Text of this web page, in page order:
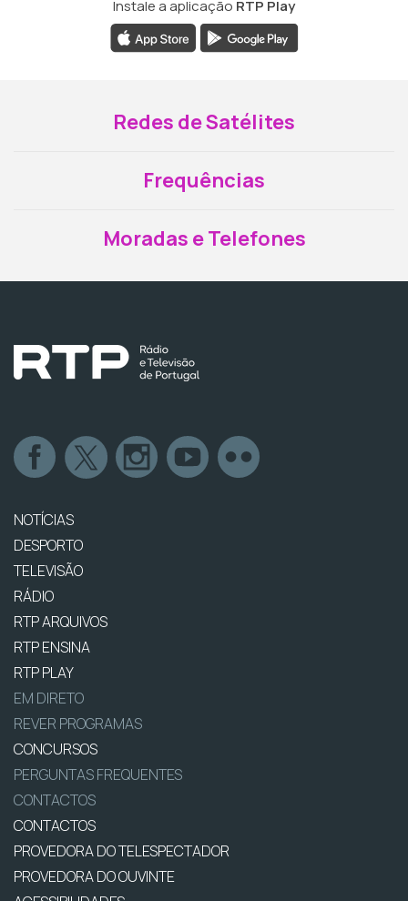
Instale a aplicação RTP Play
Redes de Satélites
Frequências
Moradas e Telefones
NOTÍCIAS
DESPORTO
TELEVISÃO
RÁDIO
RTP ARQUIVOS
RTP ENSINA
RTP PLAY
EM DIRETO
REVER PROGRAMAS
CONCURSOS
PERGUNTAS FREQUENTES
CONTACTOS
CONTACTOS
PROVEDORA DO TELESPECTADOR
PROVEDORA DO OUVINTE